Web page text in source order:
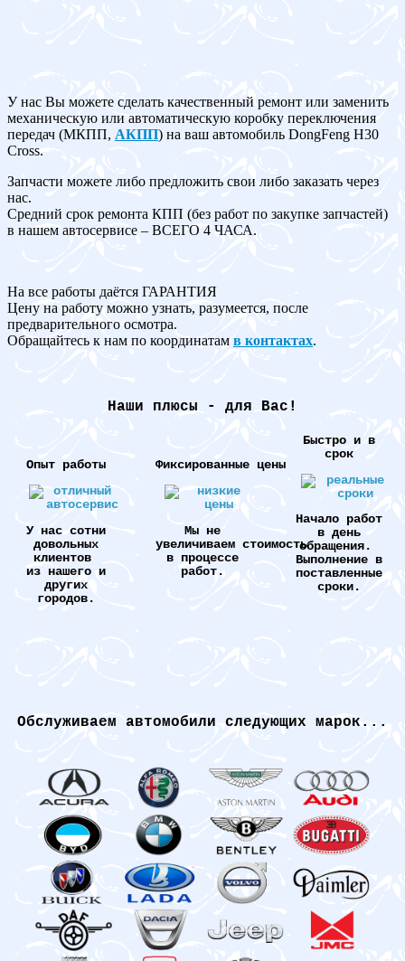
У нас Вы можете сделать качественный ремонт или заменить
механическую или автоматическую коробку переключения
передач (МКПП, АКПП) на ваш автомобиль DongFeng H30
Cross.
Запчасти можете либо предложить свои либо заказать через
нас.
Средний срок ремонта КПП (без работ по закупке запчастей)
в нашем автосервисе – ВСЕГО 4 ЧАСА.
На все работы даётся ГАРАНТИЯ
Цену на работу можно узнать, разумеется, после
предварительного осмотра.
Обращайтесь к нам по координатам в контактах.
Наши плюсы - для Вас!
Опыт работы
У нас сотни
довольных
клиентов
из нашего и
других
городов.
Фиксированные цены
Мы не
увеличиваем стоимость
в процессе
работ.
Быстро и в
срок
Начало работ
в день
обращения.
Выполнение в
поставленные
сроки.
Обслуживаем автомобили следующих марок...